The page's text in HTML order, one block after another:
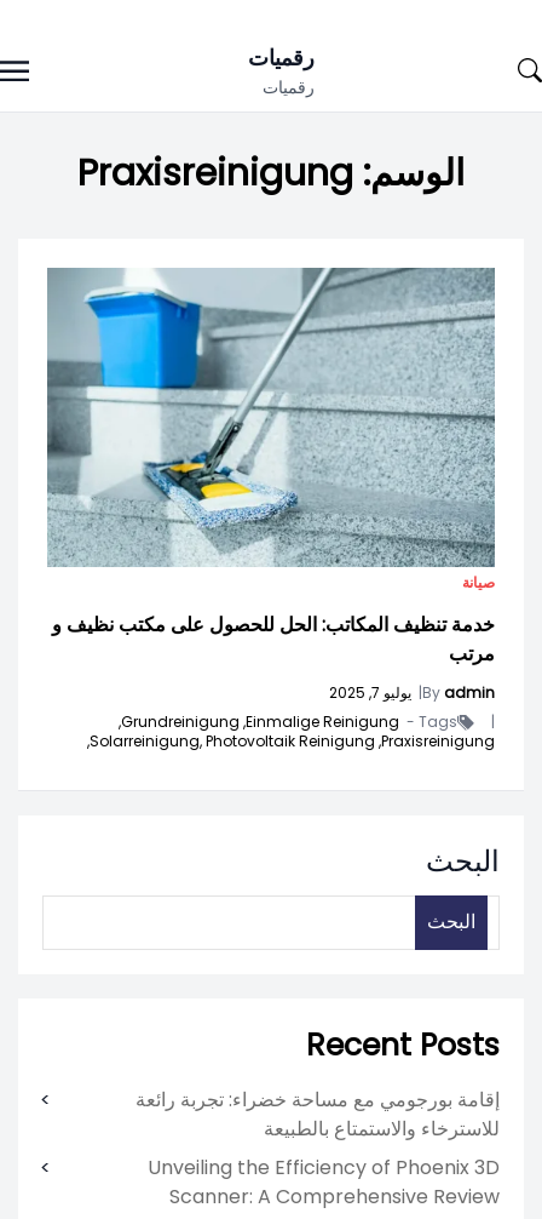
to
رقميات
رقميات
الوسم: Praxisreinigung
صيانة
خدمة تنظيف المكاتب: الحل للحصول على مكتب نظيف و
مرتب
Byadmin
| يوليو 7, 2025
|
Tags -
Einmalige Reinigung,
Grundreinigung,
Praxisreinigung,
Solarreinigung, Photovoltaik Reinigung,
البحث
البحث
Recent Posts
إقامة بورجومي مع مساحة خضراء: تجربة رائعة
للاسترخاء والاستمتاع بالطبيعة
Unveiling the Efficiency of Phoenix 3D
Scanner: A Comprehensive Review